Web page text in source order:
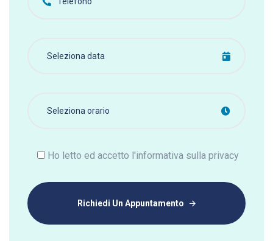
Ho letto ed accetto l'informativa sulla privacy
Richiedi Un Appuntamento